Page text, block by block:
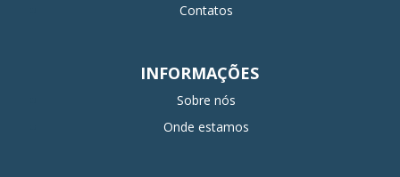
Contatos
INFORMAÇÕES
Sobre nós
Onde estamos